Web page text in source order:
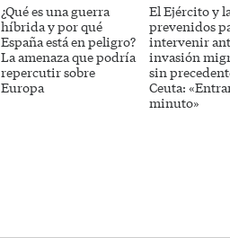
¿Qué es una guerra
híbrida y por qué
España está en peligro?
La amenaza que podría
repercutir sobre
Europa
El Ejército y
prevenidos
intervenir
invasión
sin
Ceuta:
minuto»